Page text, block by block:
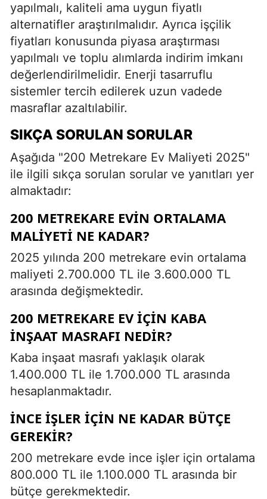
yapılmalı, kaliteli ama uygun fiyatlı
alternatifler araştırılmalıdır. Ayrıca işçilik
fiyatları konusunda piyasa araştırması
yapılmalı ve toplu alımlarda indirim imkanı
değerlendirilmelidir. Enerji tasarruflu
sistemler tercih edilerek uzun vadede
masraflar azaltılabilir.
SIKÇA SORULAN SORULAR
Aşağıda "200 Metrekare Ev Maliyeti 2025"
ile ilgili sıkça sorulan sorular ve yanıtları yer
almaktadır:
200 METREKARE EVIN ORTALAMA
MALIYETI NE KADAR?
2025 yılında 200 metrekare evin ortalama
maliyeti 2.700.000 TL ile 3.600.000 TL
arasında değişmektedir.
200 METREKARE EV IÇIN KABA
INŞAAT MASRAFI NEDIR?
Kaba inşaat masrafı yaklaşık olarak
1.400.000 TL ile 1.700.000 TL arasında
hesaplanmaktadır.
İNCE IŞLER IÇIN NE KADAR BÜTÇE
GEREKIR?
200 metrekare evde ince işler için ortalama
800.000 TL ile 1.100.000 TL arasında bir
bütçe gerekmektedir.